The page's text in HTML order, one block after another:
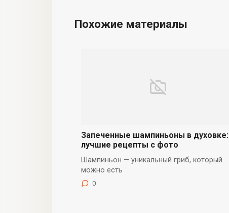
Похожие материалы
Запеченные шампиньоны в духовке:
лучшие рецепты с фото
Шампиньон — уникальный гриб, который
можно есть
0